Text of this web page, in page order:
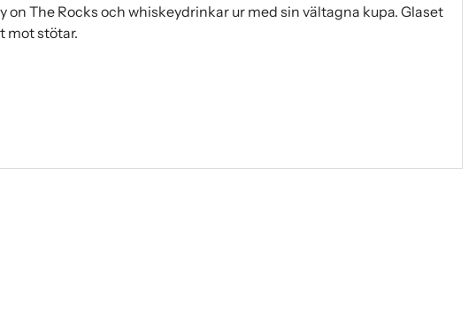
on The Rocks och whiskeydrinkar ur med sin vältagna kupa. Glaset
mot stötar.